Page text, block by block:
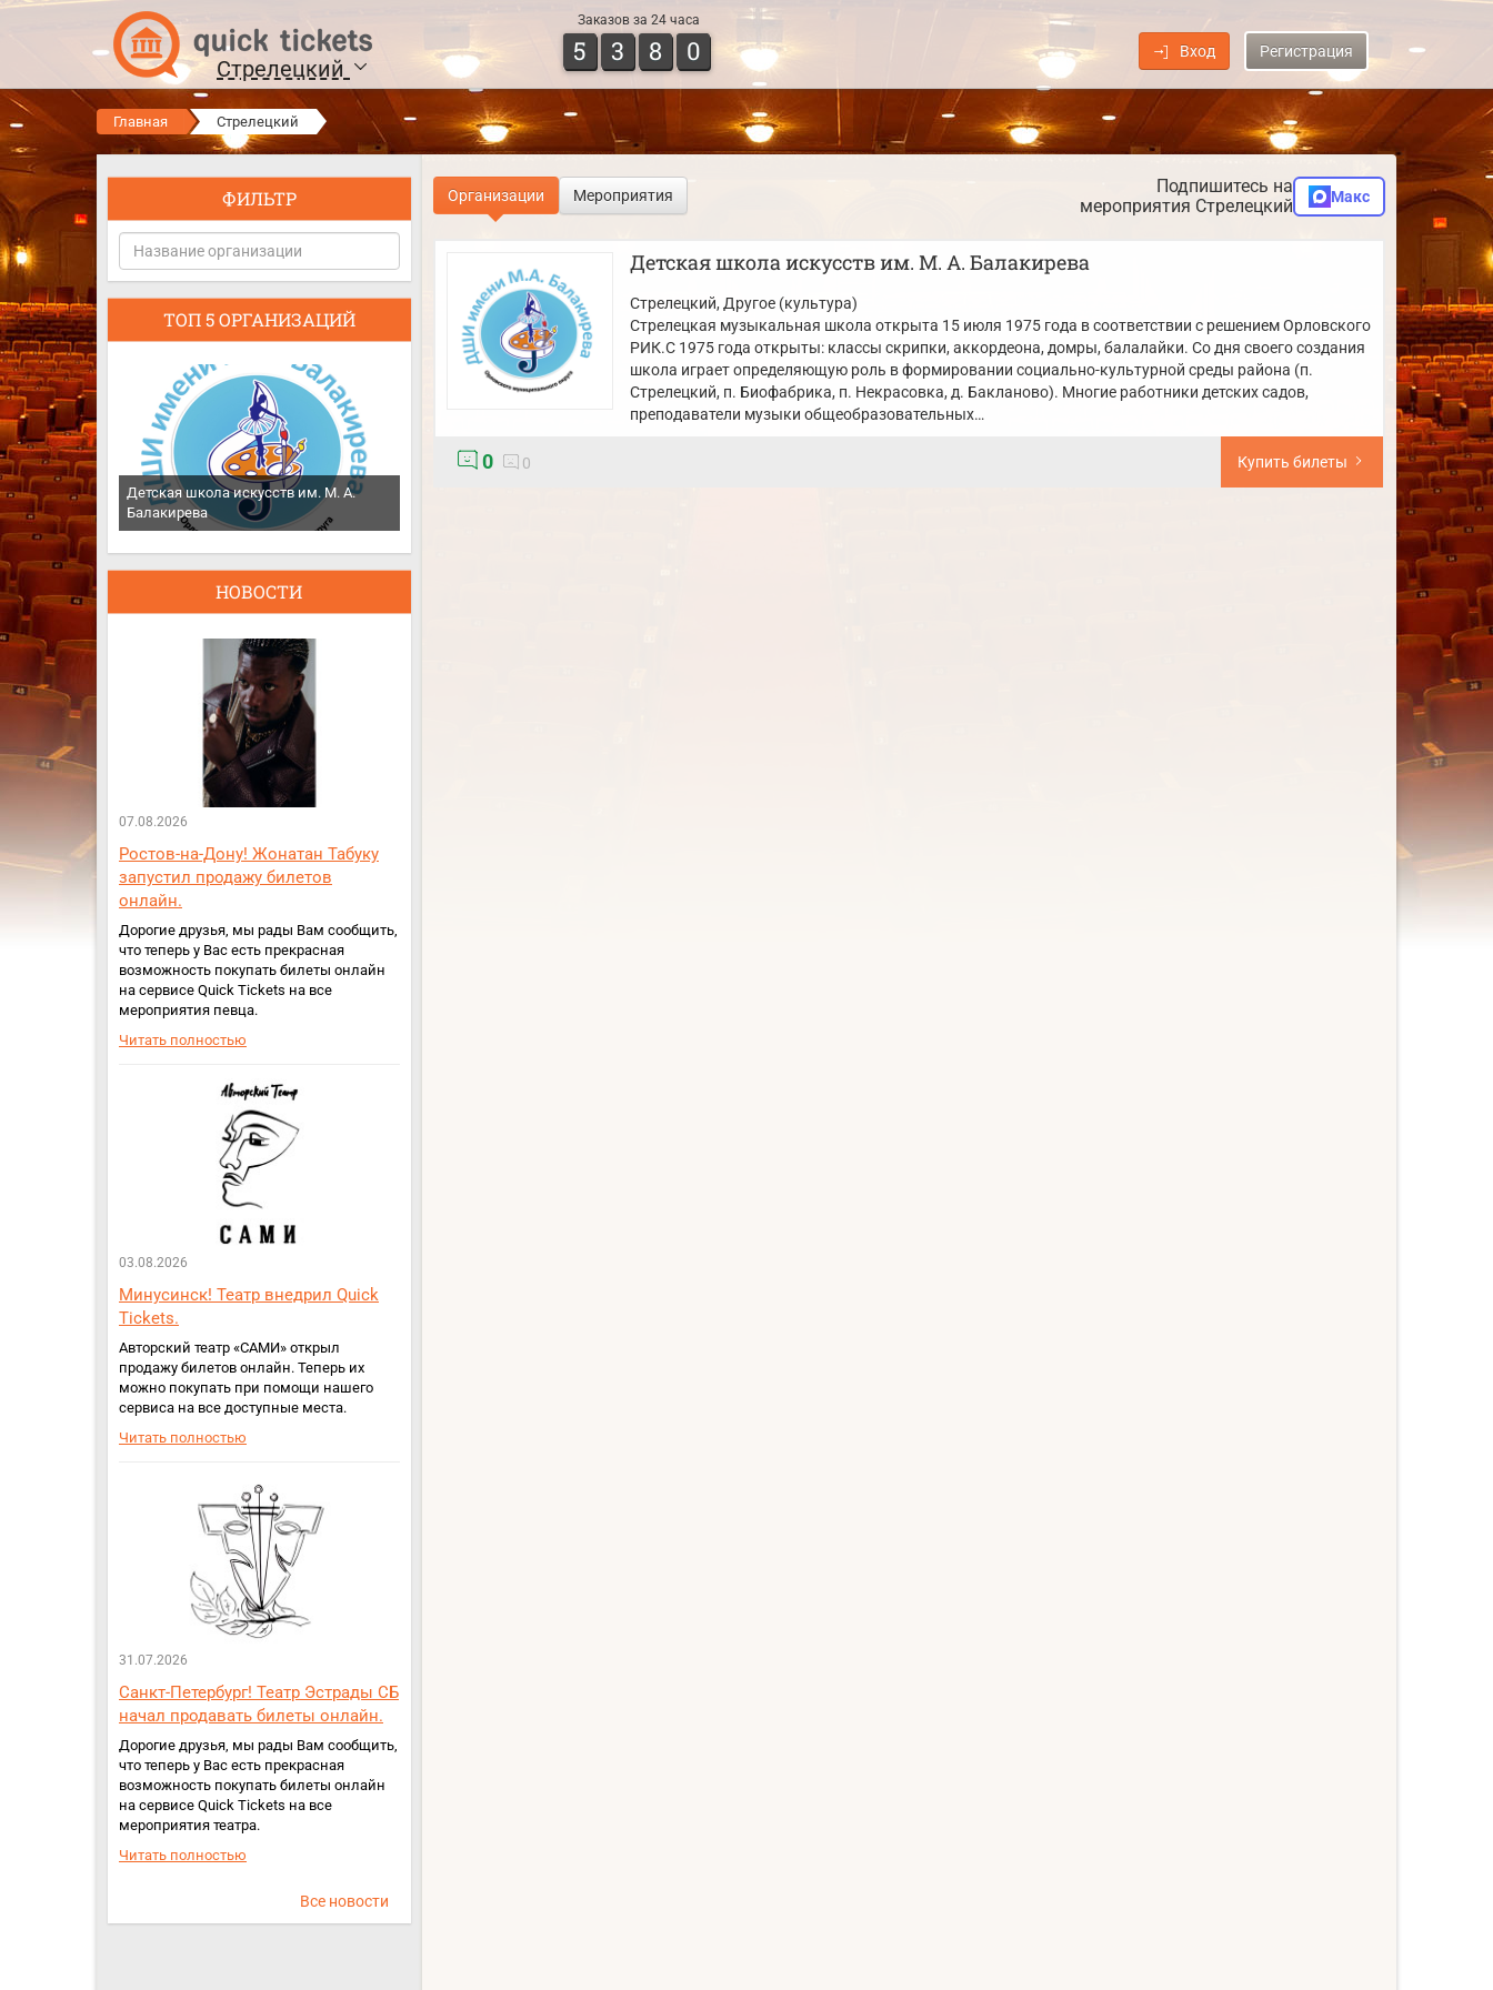
Стрелецкий
Заказов за 24 часа
5 3 8 0 Вход Регистрация
Главная Стрелецкий
ФИЛЬТР
ТОП 5 ОРГАНИЗАЦИЙ
Детская школа искусств им. М. А.
Балакирева
НОВОСТИ
07.08.2026
Ростов-на-Дону! Жонатан Табуку
запустил продажу билетов
онлайн.
Дорогие друзья, мы рады Вам сообщить,
что теперь у Вас есть прекрасная
возможность покупать билеты онлайн
на сервисе Quick Tickets на все
мероприятия певца.
Читать полностью
03.08.2026
Минусинск! Театр внедрил Quick
Tickets.
Авторский театр «САМИ» открыл
продажу билетов онлайн. Теперь их
можно покупать при помощи нашего
сервиса на все доступные места.
Читать полностью
31.07.2026
Санкт-Петербург! Театр Эстрады СБ
начал продавать билеты онлайн.
Дорогие друзья, мы рады Вам сообщить,
что теперь у Вас есть прекрасная
возможность покупать билеты онлайн
на сервисе Quick Tickets на все
мероприятия театра.
Читать полностью
Все новости
Организации Мероприятия
Подпишитесь на
мероприятия Стрелецкий
Макс
Детская школа искусств им. М. А. Балакирева
Стрелецкий, Другое (культура)
Стрелецкая музыкальная школа открыта 15 июля 1975 года в соответствии с решением Орловского
РИК.С 1975 года открыты: классы скрипки, аккордеона, домры, балалайки. Со дня своего создания
школа играет определяющую роль в формировании социально-культурной среды района (п.
Стрелецкий, п. Биофабрика, п. Некрасовка, д. Бакланово). Многие работники детских садов,
преподаватели музыки общеобразовательных…
Купить билеты
0 0